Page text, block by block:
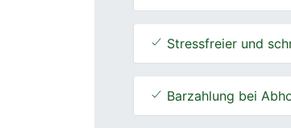
Stressfreier und
Barzahlung bei